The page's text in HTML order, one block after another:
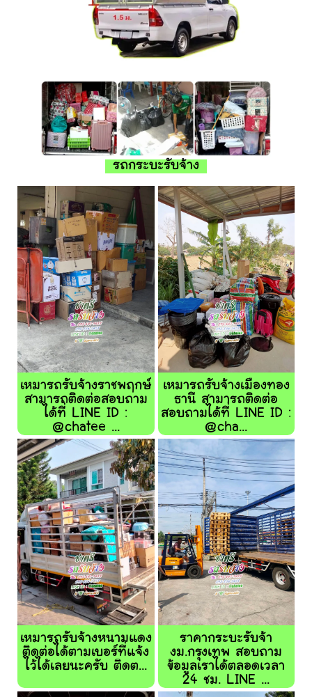
รถกระบะรับจ้าง
เหมารถรับจ้างราชพฤกษ์
สามารถติดต่อสอบถาม
ได้ที่ LINE ID :
@chatee ...
เหมารถรับจ้างเมืองทอง
ธานี สามารถติดต่อ
สอบถามได้ที่ LINE ID :
@cha...
เหมารถรับจ้างหนามแดง
ติดต่อได้ตามเบอร์ที่แจ้ง
ไว้ได้เลยนะครับ ติดต...
ราคากระบะรับจ้า
งม.กรุงเทพ สอบถาม
ข้อมูลเราได้ตลอดเวลา
24 ชม. LINE ...